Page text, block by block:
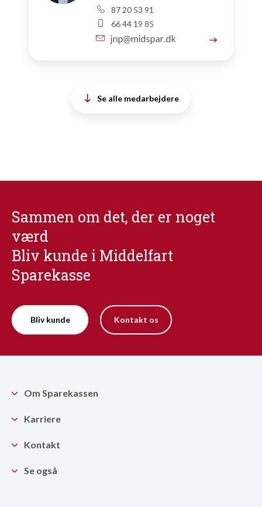
87 20 53 91
66 44 19 85
Se alle medarbejdere
Sammen om det, der er noget
værd
Bliv kunde i Middelfart
Sparekasse
Bliv kunde Kontakt os
Om Sparekassen
Karriere
Kontakt
Se også